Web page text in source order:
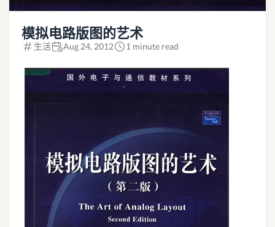
模拟电路版图的艺术
生活 Aug 24, 2012 1 minute read